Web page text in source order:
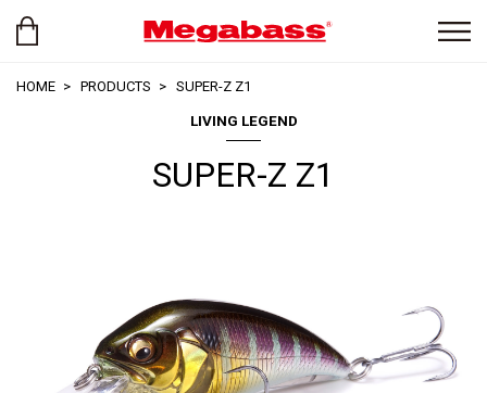
HOME PRODUCTS SUPER-Z Z1
LIVING LEGEND
SUPER-Z Z1